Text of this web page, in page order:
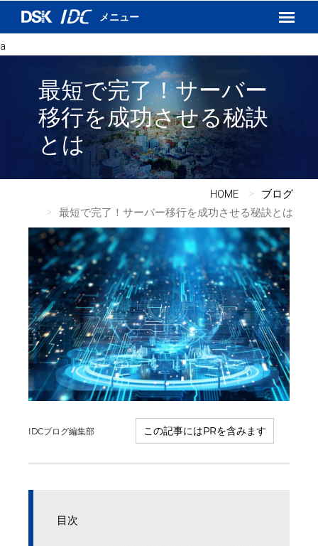
インターネットVPN
運用保守サービス
DSKあんしんネット
a
最短で完了！サーバー
移行を成功させる秘訣
とは
HOME
ブログ
最短で完了！サーバー移行を成功させる秘訣とは
IDCブログ編集部
目次